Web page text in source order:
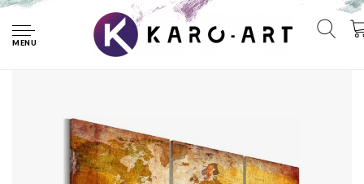
MENU
Afbeelding op acrylglas - Antieke reizen, wereldkaart, Bruin,
3luik